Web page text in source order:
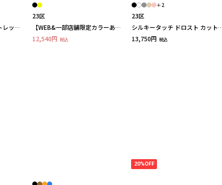
レッチ
カッ
23区
【WEB&一部店舗限定カラーあ
り】オーガンジービスチェコンビ
カットソー
12,540円 税込
＋2
23区
シルキータッチ ドロスト カット
ソー
13,750円 税込
20%OFF